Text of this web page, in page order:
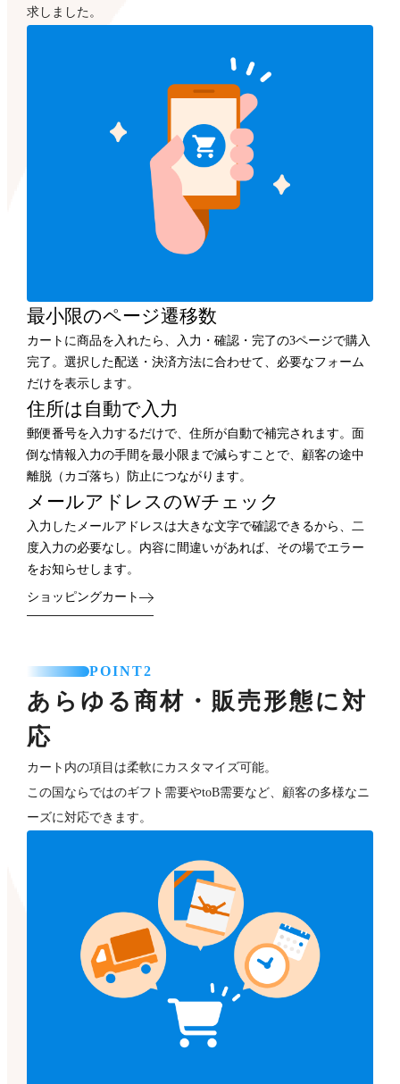
求しました。
最小限のページ遷移数
カートに商品を入れたら、入力・確認・完了の3ページで購入
完了。選択した配送・決済方法に合わせて、必要なフォーム
だけを表示します。
住所は自動で入力
郵便番号を入力するだけで、住所が自動で補完されます。面
倒な情報入力の手間を最小限まで減らすことで、顧客の途中
離脱（カゴ落ち）防止につながります。
メールアドレスのWチェック
入力したメールアドレスは大きな文字で確認できるから、二
度入力の必要なし。内容に間違いがあれば、その場でエラー
をお知らせします。
ショッピングカート
POINT2
あらゆる商材・販売形態に対
応
カート内の項目は柔軟にカスタマイズ可能。
この国ならではのギフト需要やtoB需要など、顧客の多様なニ
ーズに対応できます。